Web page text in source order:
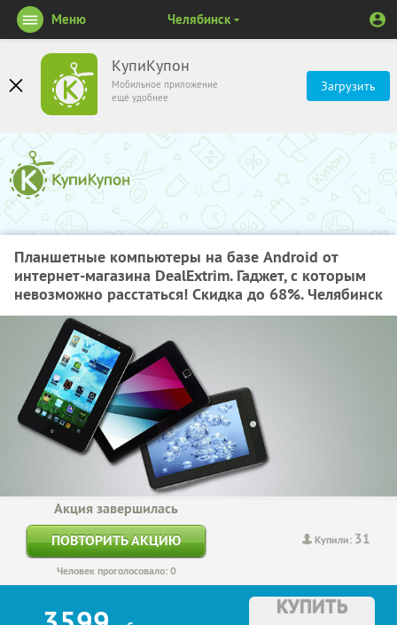
КупиКупон
Мобильное приложение
ещё удобнее
Загрузить
Меню Челябинск
Планшетные компьютеры на базе Android от
интернет-магазина DealExtrim. Гаджет, с которым
невозможно расстаться! Скидка до 68%. Челябинск
Купили: 31
Акция завершилась
ПОВТОРИТЬ АКЦИЮ
Человек проголосовало: 0
КУПИТЬ